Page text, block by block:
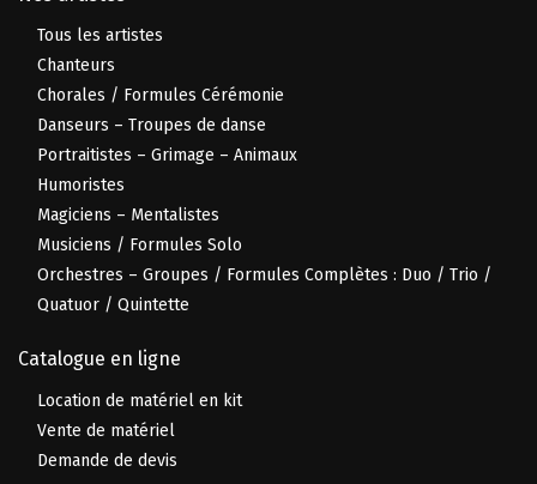
Tous les artistes
Chanteurs
Chorales / Formules Cérémonie
Danseurs – Troupes de danse
Portraitistes – Grimage – Animaux
Humoristes
Magiciens – Mentalistes
Musiciens / Formules Solo
Orchestres – Groupes / Formules Complètes : Duo / Trio /
Quatuor / Quintette
Catalogue en ligne
Location de matériel en kit
Vente de matériel
Demande de devis